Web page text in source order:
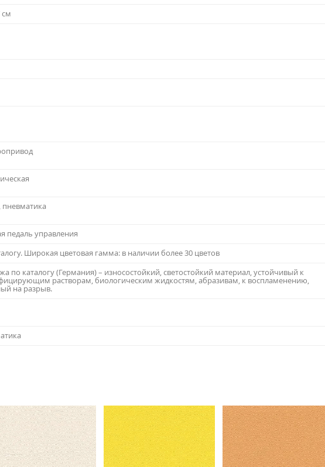
см
пневматика
педаль управления
Широкая цветовая гамма: в наличии более 30 цветов
по каталогу (Германия) – износостойкий, светостойкий материал, устойчивый к
растворам, биологическим жидкостям, абразивам, к воспламенению,
на разрыв.